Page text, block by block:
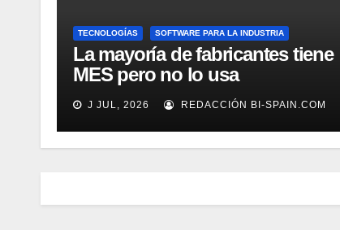
TECNOLOGÍAS SOFTWARE PARA LA INDUSTRIA
La mayoría de fabricantes tiene
MES pero no lo usa
adecuadamente, según Rockwell
Automation
J JUL, 2026 REDACCIÓN BI-SPAIN.COM